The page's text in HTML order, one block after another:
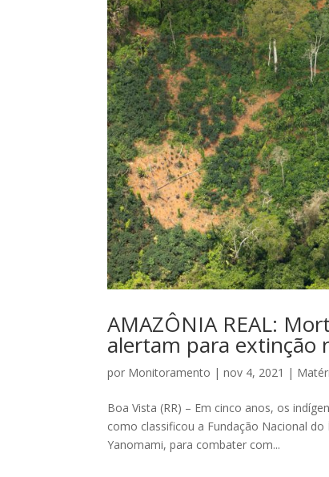
AMAZÔNIA REAL:
alertam para extinção
por Monitoramento |nov 4, 2021 |
Boa Vista (RR) – Em cinco anos, os
como classificou a Fundação Nacional
Yanomami, para combater com...